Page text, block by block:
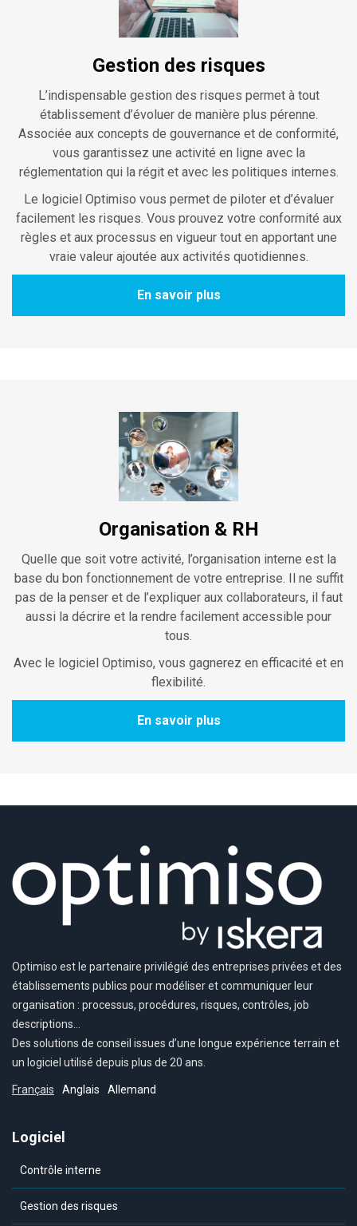
Gestion des risques
L’indispensable gestion des risques permet à tout
établissement d’évoluer de manière plus pérenne.
Associée aux concepts de gouvernance et de conformité,
vous garantissez une activité en ligne avec la
réglementation qui la régit et avec les politiques internes.
Le logiciel Optimiso vous permet de piloter et d’évaluer
facilement les risques. Vous prouvez votre conformité aux
règles et aux processus en vigueur tout en apportant une
vraie valeur ajoutée aux activités quotidiennes.
En savoir plus
Organisation & RH
Quelle que soit votre activité, l’organisation interne est la
base du bon fonctionnement de votre entreprise. Il ne suffit
pas de la penser et de l’expliquer aux collaborateurs, il faut
aussi la décrire et la rendre facilement accessible pour
tous.
Avec le logiciel Optimiso, vous gagnerez en efficacité et en
flexibilité.
En savoir plus
Optimiso est le partenaire privilégié des entreprises privées et des
établissements publics pour modéliser et communiquer leur
organisation : processus, procédures, risques, contrôles, job
descriptions…
Des solutions de conseil issues d’une longue expérience terrain et
un logiciel utilisé depuis plus de 20 ans.
Français Anglais Allemand
Logiciel
Contrôle interne
Gestion des risques